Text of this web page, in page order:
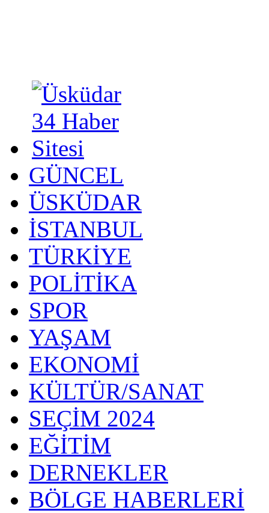
GÜNCEL
ÜSKÜDAR
İSTANBUL
TÜRKİYE
POLİTİKA
SPOR
YAŞAM
EKONOMİ
KÜLTÜR/SANAT
SEÇİM 2024
EĞİTİM
DERNEKLER
BÖLGE HABERLERİ